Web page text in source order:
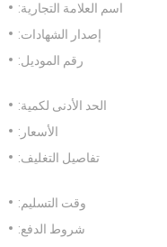
اسم العلامة التجارية:
إصدار الشهادات:
رقم الموديل:
الحد الأدنى لكمية:
الأسعار:
تفاصيل التغليف:
وقت التسليم:
شروط الدفع: